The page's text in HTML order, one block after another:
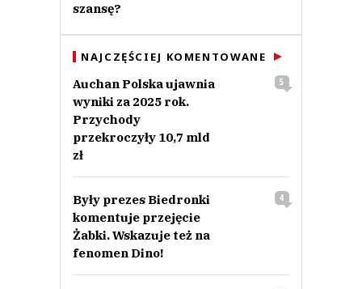
szansę?
NAJCZĘŚCIEJ KOMENTOWANE
Auchan Polska ujawnia
wyniki za 2025 rok.
Przychody
przekroczyły 10,7 mld
zł
5
Były prezes Biedronki
komentuje przejęcie
Żabki. Wskazuje też na
fenomen Dino!
4